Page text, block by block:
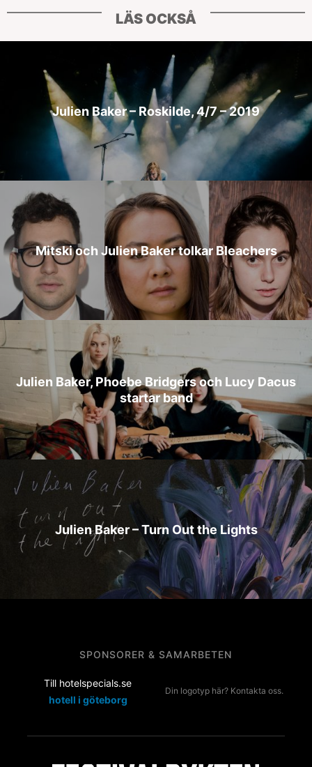
LÄS OCKSÅ
Julien Baker – Roskilde, 4/7 – 2019
Mitski och Julien Baker tolkar Bleachers
Julien Baker, Phoebe Bridgers och Lucy Dacus
startar band
Julien Baker – Turn Out the Lights
SPONSORER & SAMARBETEN
Till hotelspecials.se
hotell i göteborg
Din logotyp här? Kontakta oss.